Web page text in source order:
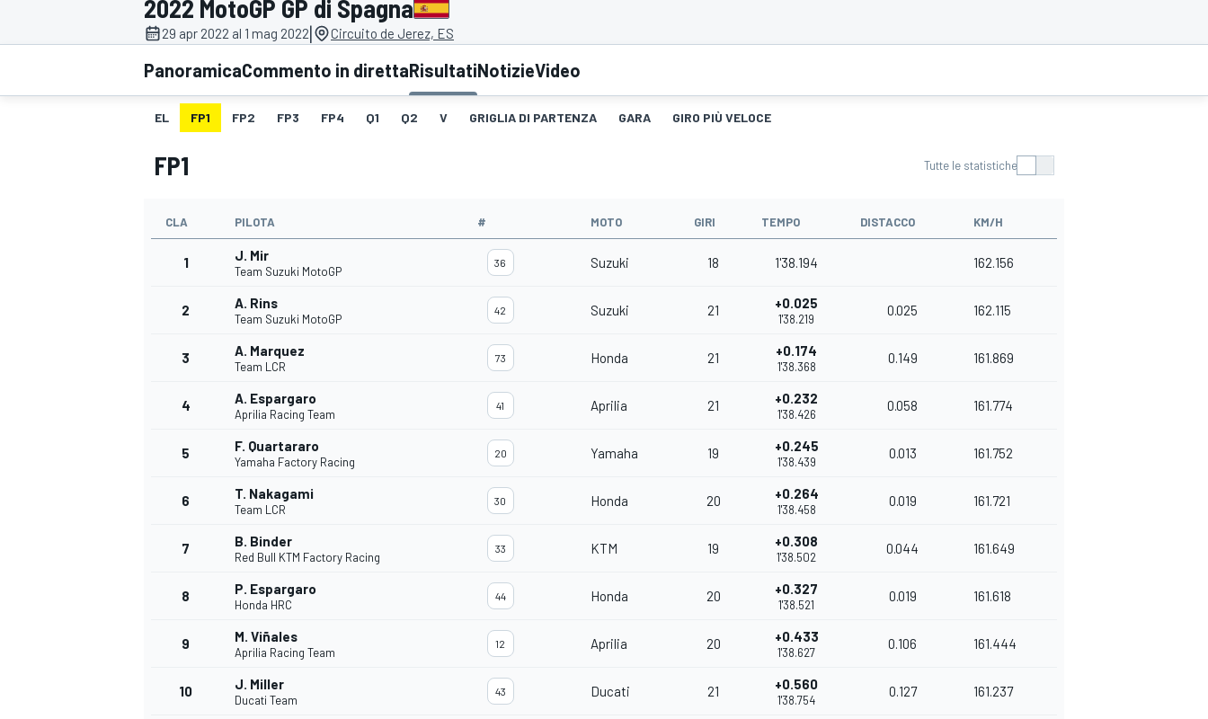
MOTOGP WEC
WRC
2022 MotoGP GP di Spagna
29 apr 2022 al 1 mag 2022| Circuito de Jerez, ES
PanoramicaCommento in direttaRisultatiNotizieVideo
EL FP1 FP2 FP3 FP4 Q1 Q2 V GRIGLIA DI PARTENZA GARA GIRO PIÙ VELOCE
FP1 Tutte le statistiche
CLA PILOTA # MOTO GIRI TEMPO DISTACCO KM/H
1 J. Mir
Team Suzuki MotoGP
36 Suzuki 18 1'38.194 162.156
2 A. Rins
Team Suzuki MotoGP
42 Suzuki 21 +0.025
1'38.219
0.025 162.115
3 A. Marquez
Team LCR
73 Honda 21 +0.174
1'38.368
0.149 161.869
4 A. Espargaro
Aprilia Racing Team
41 Aprilia 21 +0.232
1'38.426
0.058 161.774
5 F. Quartararo
Yamaha Factory Racing
20 Yamaha 19 +0.245
1'38.439
0.013 161.752
6 T. Nakagami
Team LCR
30 Honda 20 +0.264
1'38.458
0.019 161.721
7 B. Binder
Red Bull KTM Factory Racing
33 KTM 19 +0.308
1'38.502
0.044 161.649
8 P. Espargaro
Honda HRC
44 Honda 20 +0.327
1'38.521
0.019 161.618
9 M. Viñales
Aprilia Racing Team
12 Aprilia 20 +0.433
1'38.627
0.106 161.444
10 J. Miller
Ducati Team
43 Ducati 21 +0.560
1'38.754
0.127 161.237